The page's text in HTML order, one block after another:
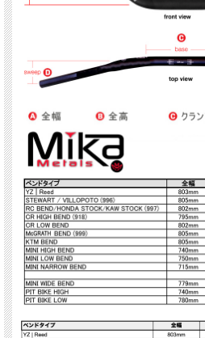
mk-78-mp-xxx MINI PRO
※xxxには以下のバーパッドのカラーコードが
wht ホワイト
blk ブラック
ras ラスター
red レッド
blu ブルー
pnk ピンク
yel イエロー
grn グリーン